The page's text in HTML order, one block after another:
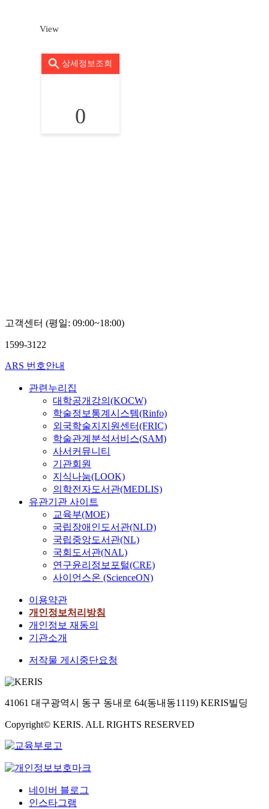
View
상세정보조회
0
고객센터 (평일: 09:00~18:00)
1599-3122
ARS 번호안내
관련누리집
대학공개강의(KOCW)
학술정보통계시스템(Rinfo)
외국학술지지원센터(FRIC)
학술관계분석서비스(SAM)
사서커뮤니티
기관회원
지식나눔(LOOK)
의학전자도서관(MEDLIS)
유관기관 사이트
교육부(MOE)
국립장애인도서관(NLD)
국립중앙도서관(NL)
국회도서관(NAL)
연구윤리정보포털(CRE)
사이언스온 (ScienceON)
이용약관
개인정보처리방침
개인정보 재동의
기관소개
저작물 게시중단요청
41061 대구광역시 동구 동내로 64(동내동1119) KERIS빌딩
Copyright© KERIS. ALL RIGHTS RESERVED
네이버 블로그
인스타그램